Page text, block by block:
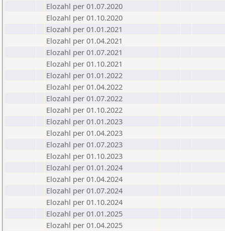
Elozahl per 01.07.2020
Elozahl per 01.10.2020
Elozahl per 01.01.2021
Elozahl per 01.04.2021
Elozahl per 01.07.2021
Elozahl per 01.10.2021
Elozahl per 01.01.2022
Elozahl per 01.04.2022
Elozahl per 01.07.2022
Elozahl per 01.10.2022
Elozahl per 01.01.2023
Elozahl per 01.04.2023
Elozahl per 01.07.2023
Elozahl per 01.10.2023
Elozahl per 01.01.2024
Elozahl per 01.04.2024
Elozahl per 01.07.2024
Elozahl per 01.10.2024
Elozahl per 01.01.2025
Elozahl per 01.04.2025